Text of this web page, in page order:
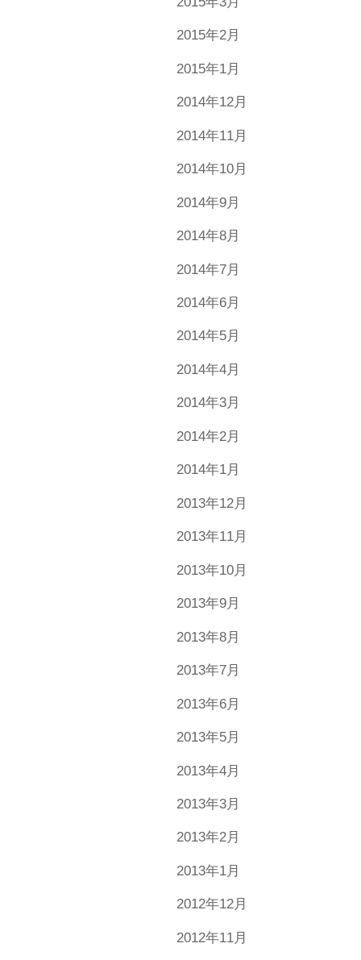
2015年2月
2015年1月
2014年12月
2014年11月
2014年10月
2014年9月
2014年8月
2014年7月
2014年6月
2014年5月
2014年4月
2014年3月
2014年2月
2014年1月
2013年12月
2013年11月
2013年10月
2013年9月
2013年8月
2013年7月
2013年6月
2013年5月
2013年4月
2013年3月
2013年2月
2013年1月
2012年12月
2012年11月